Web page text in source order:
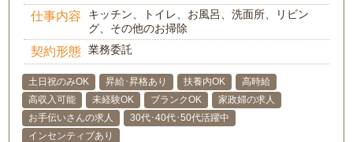
仕事内容
キッチン、トイレ、お風呂、洗面所、リビン
グ、その他のお掃除
契約形態 業務委託
土日祝のみOK 昇給･昇格あり 扶養内OK
高時給
高収入可能
未経験OK ブランクOK
家政婦の求人
お手伝いさんの求人
30代･40代･50代活躍中
インセンティブあり